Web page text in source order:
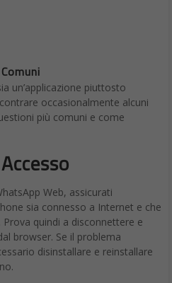
una adozione sempre più
per gli sviluppi futuri
data con Google Cloud
Cloud, avviata nel 2016, ha
progetti di successo e vinto
Service Partner of the Year”
la qualità delle soluzioni